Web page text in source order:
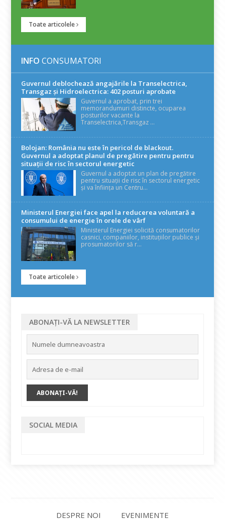
Toate articolele
INFO CONSUMATORI
Guvernul deblochează angajările la Transelectrica,
Transgaz și Hidroelectrica: 402 posturi aprobate
Guvernul a aprobat, prin trei
memorandumuri distincte, ocuparea
posturilor vacante la
Transelectrica,Transgaz ...
Bolojan: România nu este în pericol de blackout.
Guvernul a adoptat planul de pregătire pentru pentru
situații de risc în sectorul energetic
Guvernul a adoptat un plan de pregătire
pentru situații de risc în sectorul energetic
și va înființa un Centru...
Ministerul Energiei face apel la reducerea voluntară a
consumului de energie în orele de vârf
Ministerul Energiei solicită consumatorilor
casnici, companiilor, instituțiilor publice și
prosumatorilor să r...
Toate articolele
ABONAȚI-VĂ LA NEWSLETTER
SOCIAL MEDIA
DESPRE NOI
EVENIMENTE